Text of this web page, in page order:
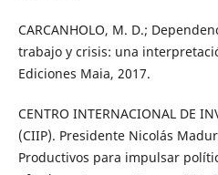
CARCANHOLO, M. D.;
trabajo y crisis: una
Ediciones Maia, 2017.
CENTRO INTERNACIONAL DE
(CIIP). Presidente Nicolás
Productivos para impulsar